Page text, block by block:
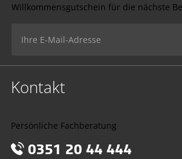
Willkommensgutschein für die nächste
Kontakt
Persönliche Fachberatung
0351 20 44 444